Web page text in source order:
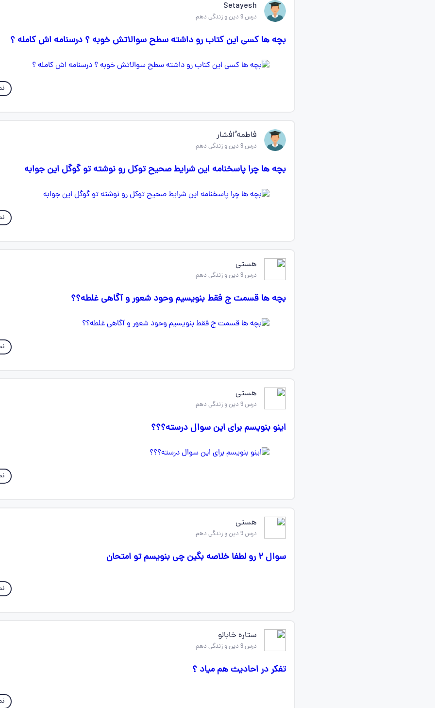
Setayesh
درس 9 دین و زندگی دهم
بچه ها کسی این کتاب رو داشته سطح سوالاتش خوبه ؟ درسنامه اش کامله ؟
فاطمه ُافشار
درس 9 دین و زندگی دهم
بچه ها چرا پاسخنامه این شرایط صحیح توکل رو نوشته تو گوگل این جوابه
هستی
درس 9 دین و زندگی دهم
بچه ها قسمت ج فقط بنویسیم وحود شعور و آگاهی غلطه؟؟
هستی
درس 9 دین و زندگی دهم
اینو بنویسم برای این سوال درسته؟؟؟
هستی
درس 9 دین و زندگی دهم
سوال ۲ رو لطفا خلاصه بگین چی بنویسم تو امتحان
ستاره خابالو
درس 9 دین و زندگی دهم
تفکر در احادیث هم میاد ؟